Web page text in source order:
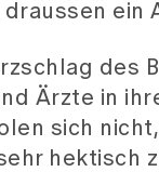
ein
des
Ärzte in
sich
hektisch